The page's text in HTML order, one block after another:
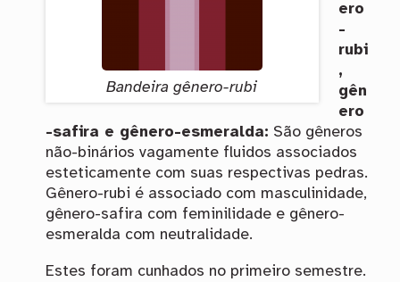
Bandeira gênero-rubi
ero
-
rubi
,
gên
ero
-safira e gênero-esmeralda: São gêneros
não-binários vagamente fluidos associados
esteticamente com suas respectivas pedras.
Gênero-rubi é associado com masculinidade,
gênero-safira com feminilidade e gênero-
esmeralda com neutralidade.
Estes foram cunhados no primeiro semestre.